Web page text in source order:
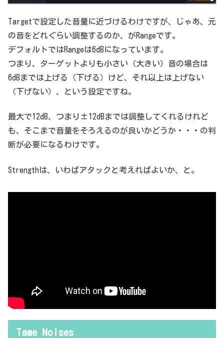
Targetで設定した音量に近づけるわけですが、じゃあ、元
の音をどれぐらい調整するのか、がRangeです。
デフォルトではRangeは6dBになっています。
つまり、ターゲットよりも小さい（大きい）音の場合は
6dBまでは上げる（下げる）けど、それ以上は上げない
（下げない）、という設定ですね。
最大で12dB、つまり±12dBまでは調整してくれるけれど
も、そこまで音量をそろえるのが良いかどうか・・・の判
断が必要になるわけです。
Strengthは、いわばアタックと考えればよいか、と。
Tame Noises